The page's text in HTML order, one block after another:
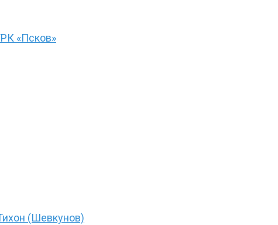
«Псков»
(Шевкунов)